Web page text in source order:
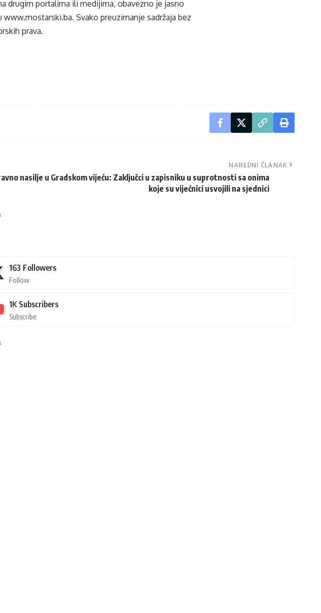
drugim portalima ili medijima, obavezno je jasno
www.mostarski.ba. Svako preuzimanje sadržaja bez
prava.
NAREDNI ČLANAK
nasilje u Gradskom vijeću: Zaključci u zapisniku u suprotnosti sa onima
koje su vijećnici usvojili na sjednici
163 Followers
Follow
1K Subscribers
Subscribe